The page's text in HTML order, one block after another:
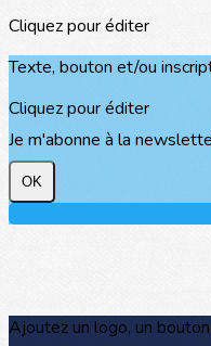
Cliquez pour éditer
Texte, bouton et/ou
Cliquez pour éditer
Je m'abonne à la
OK
Ajoutez un logo, un